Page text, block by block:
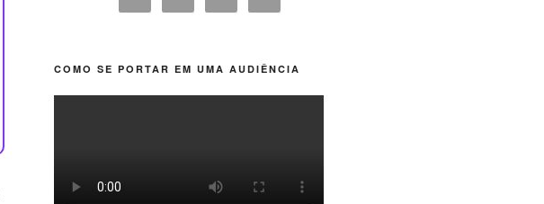
COMO SE PORTAR EM UMA AUDIÊNCIA